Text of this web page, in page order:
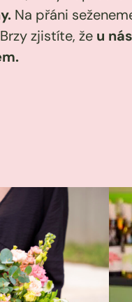
Na přáni
zjistíte, že u nás